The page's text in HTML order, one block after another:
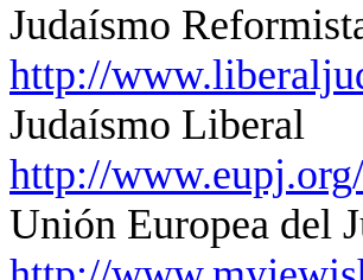
Judaísmo
http://
Judaísmo Liberal
http://www.eupj.org/
Unión Europea del